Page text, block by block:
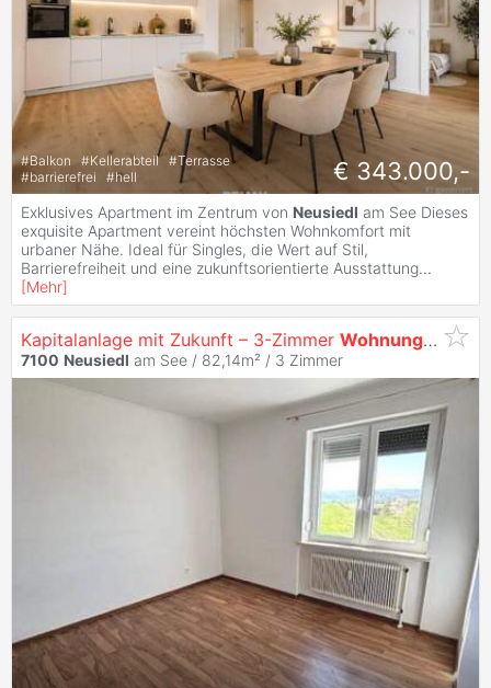
#Balkon #Kellerabteil #Terrasse
#barrierefrei #hell € 343.000,-
Exklusives Apartment im Zentrum von Neusiedl am See Dieses
exquisite Apartment vereint höchsten Wohnkomfort mit
urbaner Nähe. Ideal für Singles, die Wert auf Stil,
Barrierefreiheit und eine zukunftsorientierte Ausstattung...
[Mehr]
Kapitalanlage mit Zukunft – 3-Zimmer Wohnungmit
7100 Neusiedl am See / 82,14m² / 3 Zimmer